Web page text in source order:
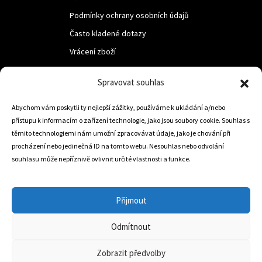
Spravovat souhlas
Abychom vám poskytli ty nejlepší zážitky, používáme k ukládání a/nebo
přístupu k informacím o zařízení technologie, jako jsou soubory cookie. Souhlas s
těmito technologiemi nám umožní zpracovávat údaje, jako je chování při
procházení nebo jedinečná ID na tomto webu. Nesouhlas nebo odvolání
souhlasu může nepříznivě ovlivnit určité vlastnosti a funkce.
Přijmout
Odmítnout
Zobrazit předvolby
Podmínky ochrany osobních údajů
Často kladené dotazy
Vrácení zboží
LUF s.r.o.
Nám. M.R.Štefanika 518,
Trstená 02801
info@dojezdovakola.com